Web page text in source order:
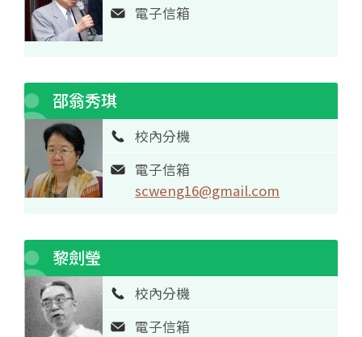
電子信箱
邵翁秀琪
校內分機
電子信箱
scweng16@gmail.com
黎劍瑩
校內分機
電子信箱